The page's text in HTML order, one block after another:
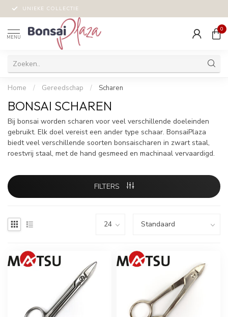
UNIEKE COLLECTIE
MENU
0
Home / Gereedschap / Scharen
BONSAI SCHAREN
Bij bonsai worden scharen voor veel verschillende doeleinden
gebruikt. Elk doel vereist een ander type schaar. BonsaiPlaza
biedt veel verschillende soorten bonsaischaren in zwart staal,
roestvrij staal, met de hand gesmeed en machinaal vervaardigd.
FILTERS